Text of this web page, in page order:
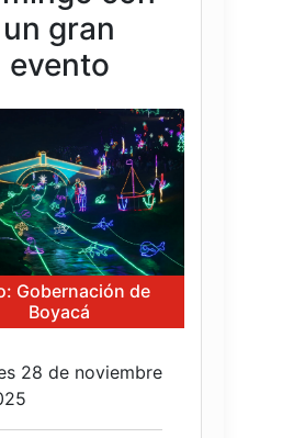
un gran
evento
Gobernación de
Boyacá
28 de noviembre